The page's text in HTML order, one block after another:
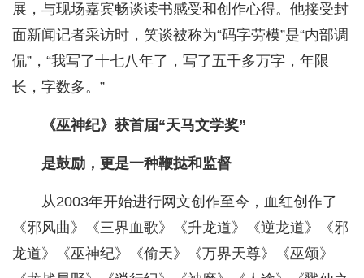
展，与现场嘉宾畅谈读书感受和创作心得。他接受封
面新闻记者采访时，笑谈被称为“码字劳模”是“内部调
侃”，“我写了十七八年了，写了五千多万字，年限
长，字数多。”
《巫神纪》获首届“天马文学奖”
是鼓励，更是一种鞭挞和监督
从2003年开始进行网文创作至今，血红创作了
《邪风曲》《三界血歌》《升龙道》《逆龙道》《邪
龙道》《巫神纪》《偷天》《万界天尊》《巫颂》